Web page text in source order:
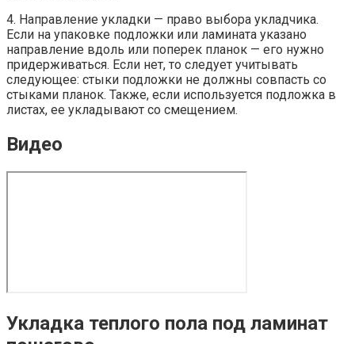
4. Направление укладки — право выбора укладчика.
Если на упаковке подложки или ламината указано
направление вдоль или поперек планок — его нужно
придерживаться. Если нет, то следует учитывать
следующее: стыки подложки не должны совпасть со
стыками планок. Также, если используется подложка в
листах, ее укладывают со смещением.
Видео
Укладка теплого пола под ламинат